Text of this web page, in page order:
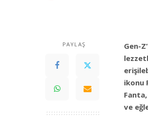
PAYLAŞ
Gen-
ikonu
ve